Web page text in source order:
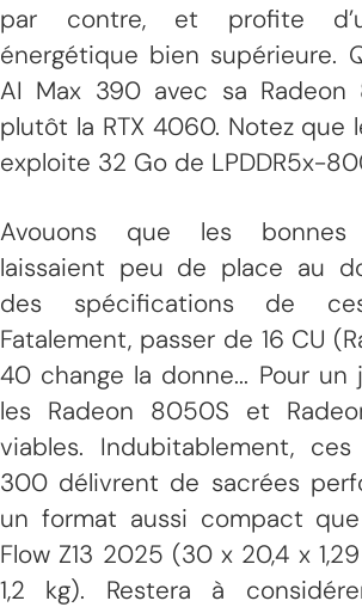
par contre, et profite
énergétique bien supérieure.
AI Max 390 avec sa Radeon
plutôt la RTX 4060. Notez que
exploite 32 Go de LPDDR5x-
Avouons que les bonnes
laissaient peu de place au
des spécifications de
Fatalement, passer de 16 CU
40 change la donne... Pour un
les Radeon 8050S et
viables. Indubitablement,
300 délivrent de sacrées
un format aussi compact
Flow Z13 2025 (30 x 20,4 x
1,2 kg). Restera à